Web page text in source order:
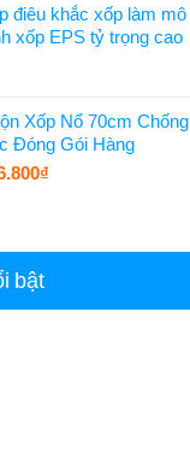
điêu khắc xốp làm mô
xốp EPS tỷ trọng cao
Xốp Nổ 70cm Chống
Đóng Gói Hàng
₫
bật